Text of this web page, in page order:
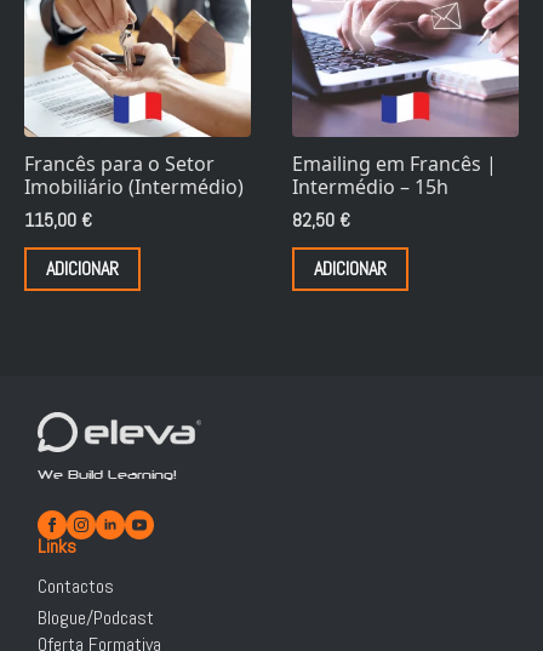
Francês para o Setor
Imobiliário (Intermédio)
115,00 €
ADICIONAR
Emailing em Francês |
Intermédio – 15h
82,50 €
ADICIONAR
We Build Learning!
Links
Contactos
Blogue/Podcast
Oferta Formativa